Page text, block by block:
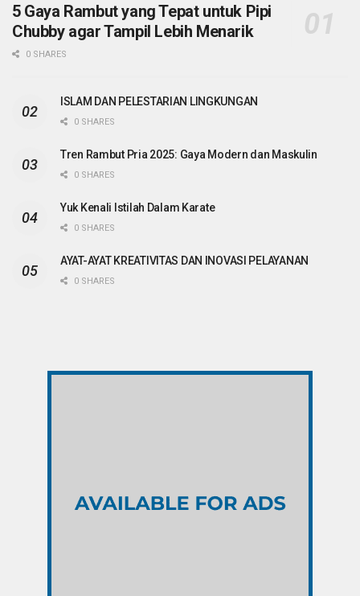
5 Gaya Rambut yang Tepat untuk Pipi
Chubby agar Tampil Lebih Menarik
0 SHARES
ISLAM DAN PELESTARIAN LINGKUNGAN
0 SHARES
Tren Rambut Pria 2025: Gaya Modern dan Maskulin
0 SHARES
Yuk Kenali Istilah Dalam Karate
0 SHARES
AYAT-AYAT KREATIVITAS DAN INOVASI PELAYANAN
0 SHARES